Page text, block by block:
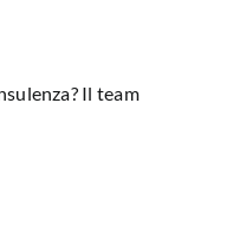
Il team